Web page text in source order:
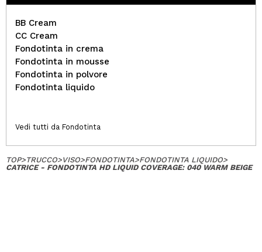
BB Cream
CC Cream
Fondotinta in crema
Fondotinta in mousse
Fondotinta in polvore
Fondotinta liquido
Vedi tutti da Fondotinta
TOP>TRUCCO>VISO>FONDOTINTA>FONDOTINTA LIQUIDO>
CATRICE - FONDOTINTA HD LIQUID COVERAGE: 040 WARM BEIGE